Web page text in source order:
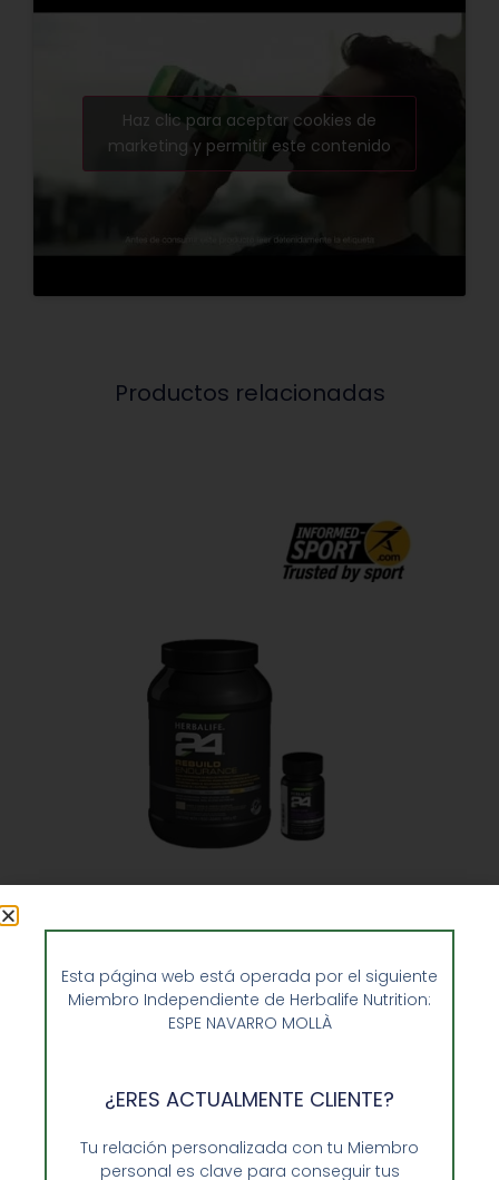
Haz clic para aceptar cookies de
marketing y permitir este contenido
Productos relacionadas
Recuperador Deportes de Resistencia
142,55€
Añadir al carrito
Esta página web está operada por el siguiente
Miembro Independiente de Herbalife Nutrition:
ESPE NAVARRO MOLLÀ
¿ERES ACTUALMENTE CLIENTE?
Tu relación personalizada con tu Miembro
personal es clave para conseguir tus